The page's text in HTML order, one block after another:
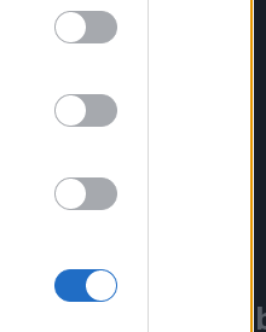
Krónika
Erdélyi Napló
Rádió GaGa
Médiatér